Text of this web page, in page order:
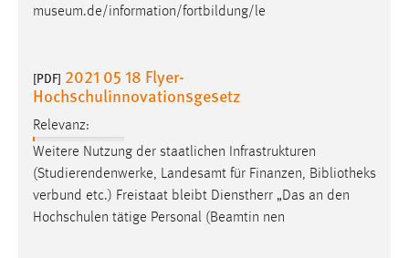
museum.de/information/fortbildung/le
[PDF] 2021 05 18 Flyer-
Hochschulinnovationsgesetz
Relevanz:
Weitere Nutzung der staatlichen Infrastrukturen
(Studierendenwerke, Landesamt für Finanzen, Bibliotheks
verbund etc.) Freistaat bleibt Dienstherr „Das an den
Hochschulen tätige Personal (Beamtin­ nen
Diese Informationen helfen uns zu verstehen, wie
Matomo
_pk_ref, _pk_cvar, _pk_id, _pk_ses
Zweck:
Cookie Laufzeit: